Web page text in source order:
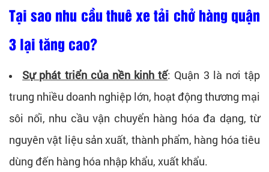
Tại sao nhu cầu thuê xe tải chở hàng quận
3 lại tăng cao?
Sự phát triển của nền kinh tế: Quận 3 là nơi tập
trung nhiều doanh nghiệp lớn, hoạt động thương mại
sôi nổi, nhu cầu vận chuyển hàng hóa đa dạng, từ
nguyên vật liệu sản xuất, thành phẩm, hàng hóa tiêu
dùng đến hàng hóa nhập khẩu, xuất khẩu.